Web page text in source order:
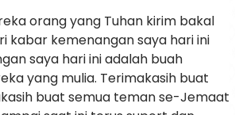
orang yang Tuhan kirim bakal
kabar kemenangan saya hari ini
saya hari ini adalah buah
yang mulia. Terimakasih buat
buat semua teman se-Jemaat